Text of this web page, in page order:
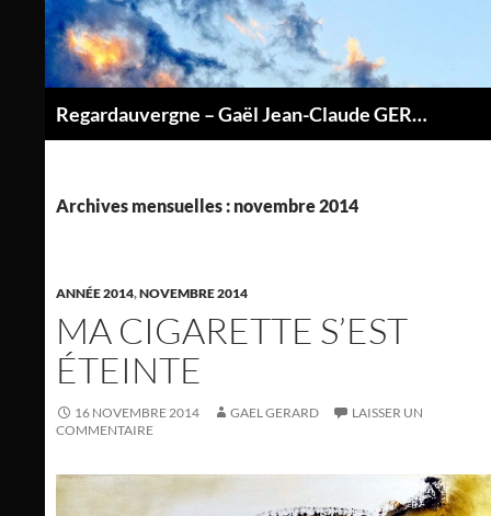
contenu
Regardauvergne – Gaël Jean-Claude GERARD
Archives mensuelles : novembre 2014
ANNÉE 2014,NOVEMBRE 2014
MA CIGARETTE S’EST
ÉTEINTE
16 NOVEMBRE 2014 GAEL GERARD
LAISSER UN
COMMENTAIRE